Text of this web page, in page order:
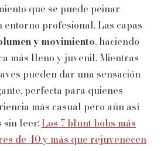
que se puede peinar
profesional. Las capas
y movimiento, haciendo
más lleno y juvenil. Mientras
pueden dar una sensación
perfecta para quienes
más casual pero aún así
sin leer: Los 7 blunt bobs más
de 40 y más que rejuvenecen